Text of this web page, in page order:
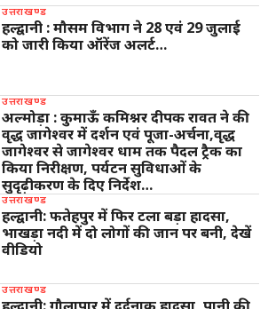
उत्तराखण्ड
हल्द्वानी : मौसम विभाग ने 28 एवं 29 जुलाई
को जारी किया ऑरेंज अलर्ट…
उत्तराखण्ड
अल्मोड़ा : कुमाऊँ कमिश्नर दीपक रावत ने की
वृद्ध जागेश्वर में दर्शन एवं पूजा-अर्चना,वृद्ध
जागेश्वर से जागेश्वर धाम तक पैदल ट्रैक का
किया निरीक्षण, पर्यटन सुविधाओं के
सुदृढ़ीकरण के दिए निर्देश…
उत्तराखण्ड
हल्द्वानी: फतेहपुर में फिर टला बड़ा हादसा,
भाखड़ा नदी में दो लोगों की जान पर बनी, देखें
वीडियो
उत्तराखण्ड